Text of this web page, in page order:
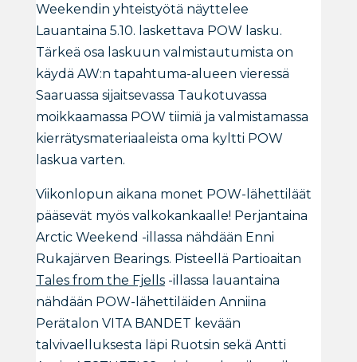
Weekendin yhteistyötä näyttelee
Lauantaina 5.10. laskettava POW lasku.
Tärkeä osa laskuun valmistautumista on
käydä AW:n tapahtuma-alueen vieressä
Saaruassa sijaitsevassa Taukotuvassa
moikkaamassa POW tiimiä ja valmistamassa
kierrätysmateriaaleista oma kyltti POW
laskua varten.
Viikonlopun aikana monet POW-lähettiläät
pääsevät myös valkokankaalle! Perjantaina
Arctic Weekend -illassa nähdään Enni
Rukajärven Bearings. Pisteellä Partioaitan
Tales from the Fjells-illassa lauantaina
nähdään POW-lähettiläiden Anniina
Perätalon VITA BANDET kevään
talvivaelluksesta läpi Ruotsin sekä Antti